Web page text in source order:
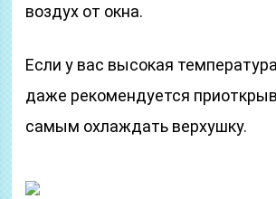
воздух от окна.
Если у вас высокая
даже рекомендуется
самым охлаждать верхушку.